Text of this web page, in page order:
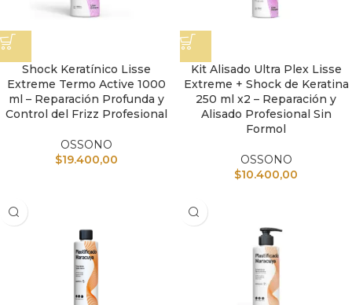
Shock Keratínico Lisse
Extreme Termo Active 1000
ml – Reparación Profunda y
Control del Frizz Profesional
OSSONO
$19.400,00
Kit Alisado Ultra Plex Lisse
Extreme + Shock de Keratina
250 ml x2 – Reparación y
Alisado Profesional Sin
Formol
OSSONO
$10.400,00